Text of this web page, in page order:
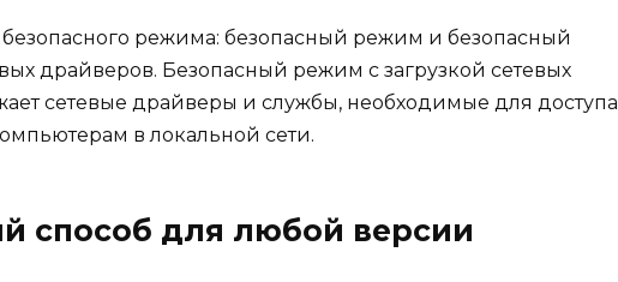
режима: безопасный режим и безопасный
драйверов. Безопасный режим с загрузкой сетевых
сетевые драйверы и службы, необходимые для доступа
в локальной сети.
способ для любой версии